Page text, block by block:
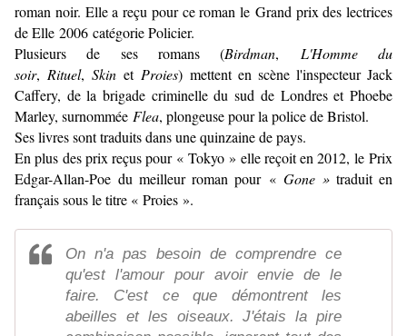
roman noir. Elle a reçu pour ce roman le Grand prix des lectrices
de Elle 2006 catégorie Policier.
Plusieurs de ses romans (Birdman, L'Homme du
soir, Rituel,Skin et Proies) mettent en scène l'inspecteur Jack
Caffery, de la brigade criminelle du sud de Londres et Phoebe
Marley, surnommée Flea, plongeuse pour la police de Bristol.
Ses livres sont traduits dans une quinzaine de pays.
En plus des prix reçus pour « Tokyo » elle reçoit en 2012, le Prix
Edgar-Allan-Poe du meilleur roman pour « Gone »traduit en
français sous le titre « Proies ».
On n'a pas besoin de comprendre ce
qu'est l'amour pour avoir envie de le
faire. C'est ce que démontrent les
abeilles et les oiseaux. J'étais la pire